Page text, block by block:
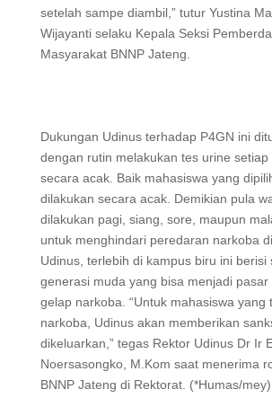
setelah sampe diambil,” tutur Yustina
Wijayanti selaku Kepala Seksi
Masyarakat BNNP Jateng.
Dukungan Udinus terhadap P4GN ini
dengan rutin melakukan tes urine setiap
secara acak. Baik mahasiswa yang
dilakukan secara acak. Demikian pula
dilakukan pagi, siang, sore, maupun
untuk menghindari peredaran narkoba
Udinus, terlebih di kampus biru ini berisi
generasi muda yang bisa menjadi pasar
gelap narkoba. “Untuk mahasiswa yang
narkoba, Udinus akan memberikan
dikeluarkan,” tegas Rektor Udinus Dr Ir
Noersasongko, M.Kom saat menerima
BNNP Jateng di Rektorat. (*Humas/mey)